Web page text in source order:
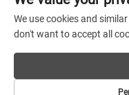
Tel.:+86-13606543282
E-mail:[email protected]
Copyright ©
Wszelkie prawa
We use cookies and
don't want to accept all